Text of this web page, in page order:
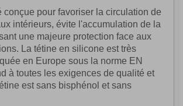
conçue pour favoriser la circulation de
intérieurs, évite l'accumulation de la
une majeure protection face aux
La tétine en silicone est très
en Europe sous la norme EN
à toutes les exigences de qualité et
est sans bisphénol et sans